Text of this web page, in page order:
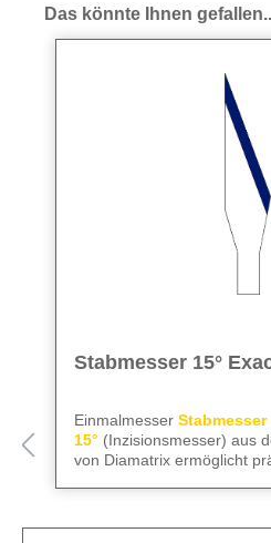
Produktgalerie überspringen
Das könnte Ihnen
Stabmesser 15°
Einmalmesser Stabmesser
15° (Inzisionsmesser) aus
von Diamatrix ermöglicht